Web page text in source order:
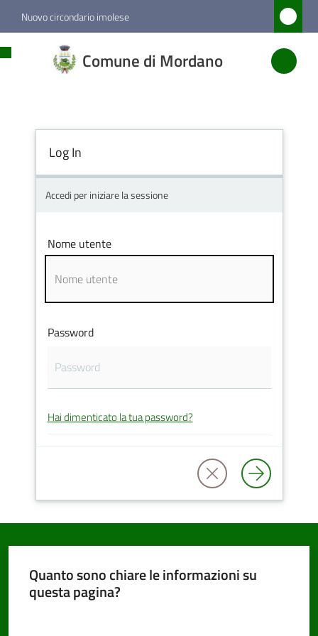
Vai al contenuto
Vai alla navigazione
Vai al footer
Nuovo circondario imolese
Comune di Mordano
di
Amministrazione
Novità
Servizi
PNRR
Servizi
Tutti
gli
argomenti
Log In
Accedi per iniziare la sessione
Nome utente
Password
Hai dimenticato la tua password?
Quanto sono chiare le informazioni su
questa pagina?